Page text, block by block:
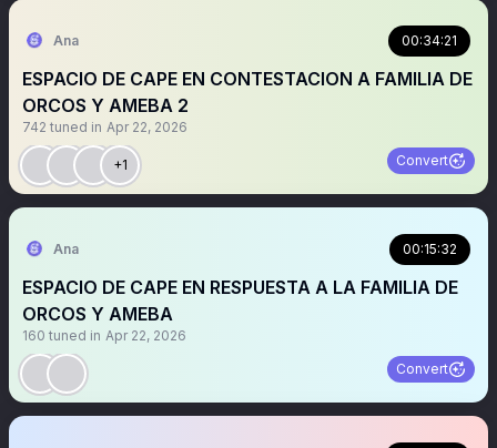
Ana 00:34:21
ESPACIO DE CAPE EN CONTESTACION A FAMILIA DE
ORCOS Y AMEBA 2
742 tuned in Apr 22, 2026
+1 Convert
Ana 00:15:32
ESPACIO DE CAPE EN RESPUESTA A LA FAMILIA DE
ORCOS Y AMEBA
160 tuned in Apr 22, 2026
Convert